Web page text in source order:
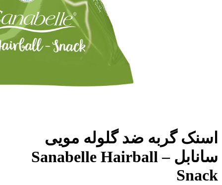
اسنک گربه ضد گلوله مویی
سانابل – Sanabelle Hairball
Snack